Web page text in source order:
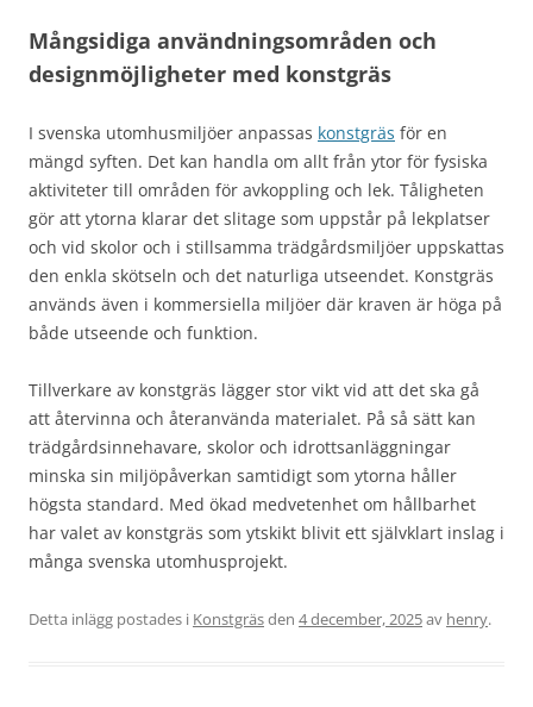
Mångsidiga användningsområden och
designmöjligheter med konstgräs
I svenska utomhusmiljöer anpassas konstgräs för en
mängd syften. Det kan handla om allt från ytor för fysiska
aktiviteter till områden för avkoppling och lek. Tåligheten
gör att ytorna klarar det slitage som uppstår på lekplatser
och vid skolor och i stillsamma trädgårdsmiljöer uppskattas
den enkla skötseln och det naturliga utseendet. Konstgräs
används även i kommersiella miljöer där kraven är höga på
både utseende och funktion.
Tillverkare av konstgräs lägger stor vikt vid att det ska gå
att återvinna och återanvända materialet. På så sätt kan
trädgårdsinnehavare, skolor och idrottsanläggningar
minska sin miljöpåverkan samtidigt som ytorna håller
högsta standard. Med ökad medvetenhet om hållbarhet
har valet av konstgräs som ytskikt blivit ett självklart inslag i
många svenska utomhusprojekt.
Detta inlägg postades i Konstgräsden 4 december, 2025av henry.